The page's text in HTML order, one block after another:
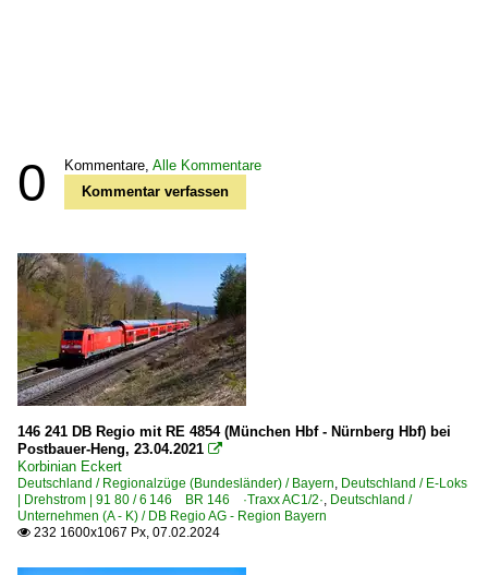
0 Kommentare, Alle Kommentare
Kommentar verfassen
146 241 DB Regio mit RE 4854 (München Hbf - Nürnberg Hbf) bei
Postbauer-Heng, 23.04.2021 
Korbinian Eckert
Deutschland / Regionalzüge (Bundesländer) / Bayern, Deutschland / E-Loks
| Drehstrom | 91 80 / 6 146 BR 146 ·Traxx AC1/2·, Deutschland /
Unternehmen (A - K) / DB Regio AG - Region Bayern
 232 1600x1067 Px, 07.02.2024